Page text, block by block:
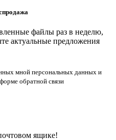
файлы раз в неделю,
актуальные предложения
мной персональных данных и
обратной связи
ящике!